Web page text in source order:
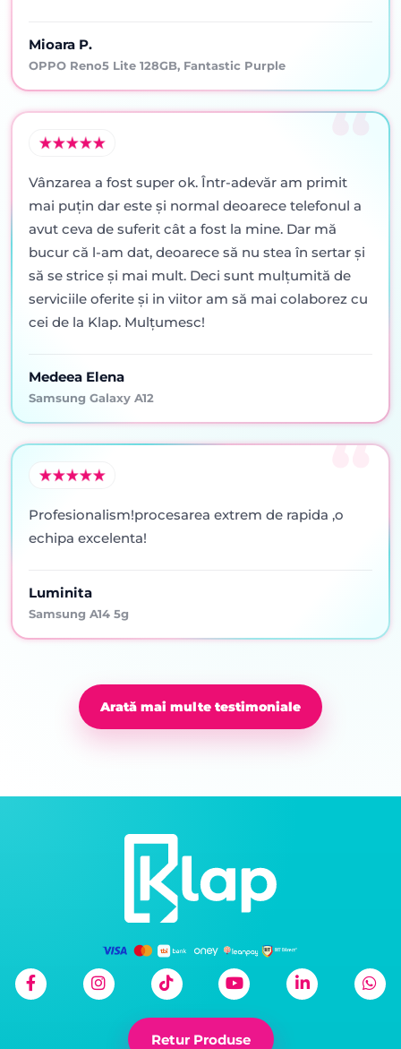
Mioara P.
OPPO Reno5 Lite 128GB, Fantastic Purple
Vânzarea a fost super ok. Într-adevăr am primit
mai puţin dar este şi normal deoarece telefonul a
avut ceva de suferit cât a fost la mine. Dar mă
bucur că l-am dat, deoarece să nu stea în sertar şi
să se strice şi mai mult. Deci sunt mulţumită de
serviciile oferite şi in viitor am să mai colaborez cu
cei de la Klap. Mulţumesc!
Medeea Elena
Samsung Galaxy A12
Profesionalism!procesarea extrem de rapida ,o
echipa excelenta!
Luminita
Samsung A14 5g
Arată mai multe testimoniale
Retur Produse